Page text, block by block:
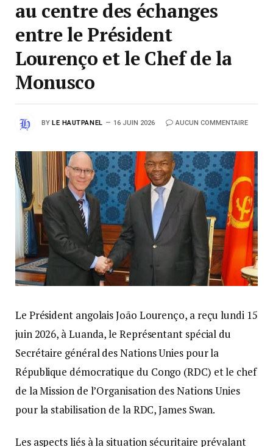
au centre des échanges
entre le Président
Lourenço et le Chef de la
Monusco
BY LE HAUTPANEL 16 JUIN 2026 AUCUN COMMENTAIRE
Le Président angolais João Lourenço, a reçu lundi 15
juin 2026, à Luanda, le Représentant spécial du
Secrétaire général des Nations Unies pour la
République démocratique du Congo (RDC) et le chef
de la Mission de l’Organisation des Nations Unies
pour la stabilisation de la RDC, James Swan.
Les aspects liés à la situation sécuritaire prévalant